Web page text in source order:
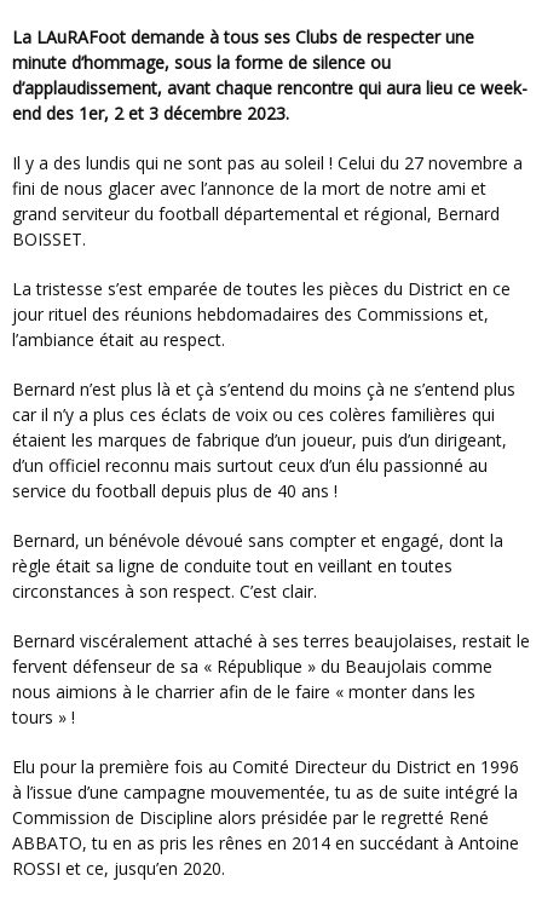
La LAuRAFoot demande à tous ses Clubs de respecter une
minute d’hommage, sous la forme de silence ou
d’applaudissement, avant chaque rencontre qui aura lieu ce week-
end des 1er, 2 et 3 décembre 2023.
Il y a des lundis qui ne sont pas au soleil ! Celui du 27 novembre a
fini de nous glacer avec l’annonce de la mort de notre ami et
grand serviteur du football départemental et régional, Bernard
BOISSET.
La tristesse s’est emparée de toutes les pièces du District en ce
jour rituel des réunions hebdomadaires des Commissions et,
l’ambiance était au respect.
Bernard n’est plus là et çà s’entend du moins çà ne s’entend plus
car il n’y a plus ces éclats de voix ou ces colères familières qui
étaient les marques de fabrique d’un joueur, puis d’un dirigeant,
d’un officiel reconnu mais surtout ceux d’un élu passionné au
service du football depuis plus de 40 ans !
Bernard, un bénévole dévoué sans compter et engagé, dont la
règle était sa ligne de conduite tout en veillant en toutes
circonstances à son respect. C’est clair.
Bernard viscéralement attaché à ses terres beaujolaises, restait le
fervent défenseur de sa « République » du Beaujolais comme
nous aimions à le charrier afin de le faire « monter dans les
tours » !
Elu pour la première fois au Comité Directeur du District en 1996
à l’issue d’une campagne mouvementée, tu as de suite intégré la
Commission de Discipline alors présidée par le regretté René
ABBATO, tu en as pris les rênes en 2014 en succédant à Antoine
ROSSI et ce, jusqu’en 2020.